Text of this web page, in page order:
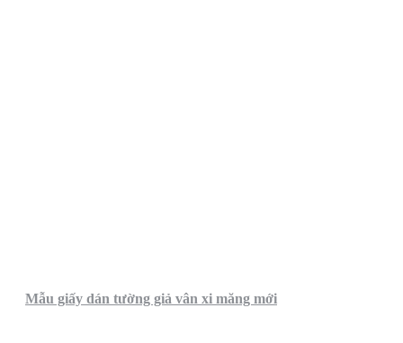
Mẫu giấy dán tường giả vân xi măng mới